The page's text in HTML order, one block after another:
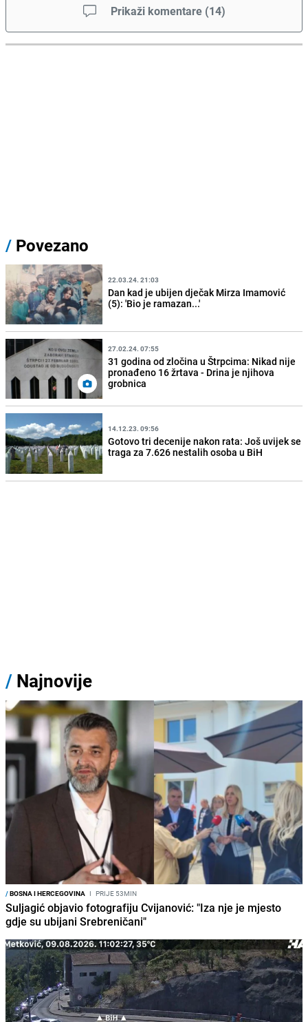
Prikaži komentare (14)
/ Povezano
22.03.24. 21:03
Dan kad je ubijen dječak Mirza Imamović
(5): 'Bio je ramazan...'
27.02.24. 07:55
31 godina od zločina u Štrpcima: Nikad nije
pronađeno 16 žrtava - Drina je njihova
grobnica
14.12.23. 09:56
Gotovo tri decenije nakon rata: Još uvijek se
traga za 7.626 nestalih osoba u BiH
/ Najnovije
/BOSNA I HERCEGOVINA I PRIJE 53MIN
Suljagić objavio fotografiju Cvijanović: "Iza nje je mjesto
gdje su ubijani Srebreničani"